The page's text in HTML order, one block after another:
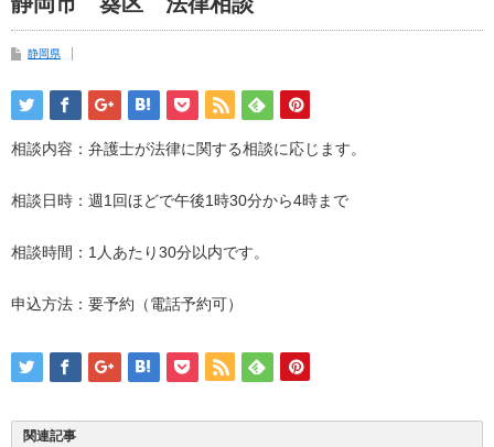
静岡県
相談内容：弁護士が法律に関する相談に応じます。
相談日時：週1回ほどで午後1時30分から4時まで
相談時間：1人あたり30分以内です。
申込方法：要予約（電話予約可）
関連記事